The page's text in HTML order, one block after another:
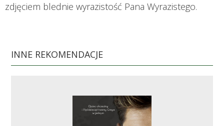
zdjęciem blednie wyrazistość Pana Wyrazistego.
INNE REKOMENDACJE